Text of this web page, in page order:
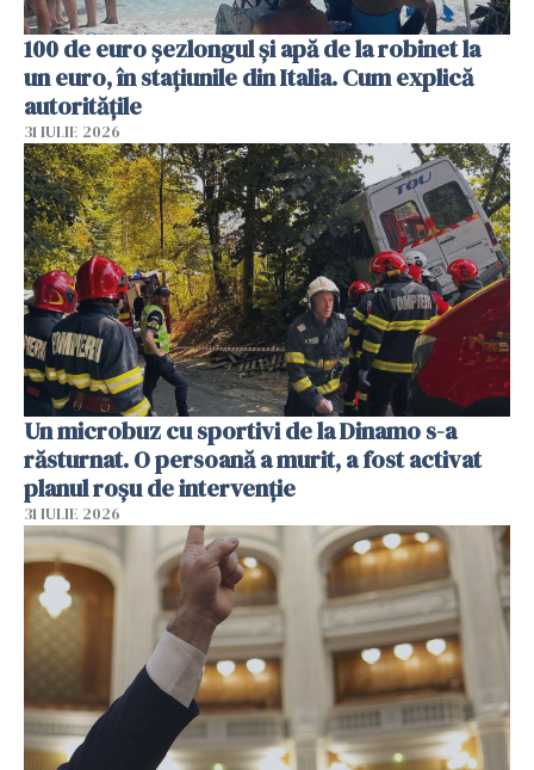
100 de euro șezlongul și apă de la robinet la
un euro, în stațiunile din Italia. Cum explică
autoritățile
31 IULIE 2026
Un microbuz cu sportivi de la Dinamo s-a
răsturnat. O persoană a murit, a fost activat
planul roșu de intervenție
31 IULIE 2026